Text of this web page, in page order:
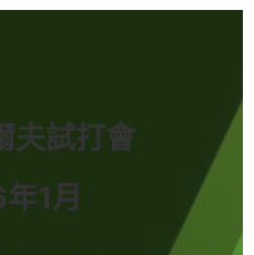
夫試打會
1月